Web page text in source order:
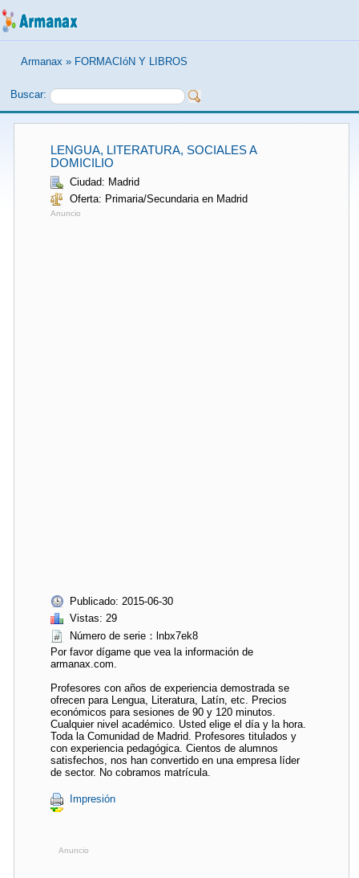
Armanax » FORMACIóN Y LIBROS
Buscar:
LENGUA, LITERATURA, SOCIALES A
DOMICILIO
Ciudad: Madrid
Oferta: Primaria/Secundaria en Madrid
Anuncio
Publicado: 2015-06-30
Vistas: 29
Número de serie：lnbx7ek8
Por favor dígame que vea la información de
armanax.com.
Profesores con años de experiencia demostrada se
ofrecen para Lengua, Literatura, Latín, etc. Precios
económicos para sesiones de 90 y 120 minutos.
Cualquier nivel académico. Usted elige el día y la hora.
Toda la Comunidad de Madrid. Profesores titulados y
con experiencia pedagógica. Cientos de alumnos
satisfechos, nos han convertido en una empresa líder
de sector. No cobramos matrícula.
Impresión
Anuncio